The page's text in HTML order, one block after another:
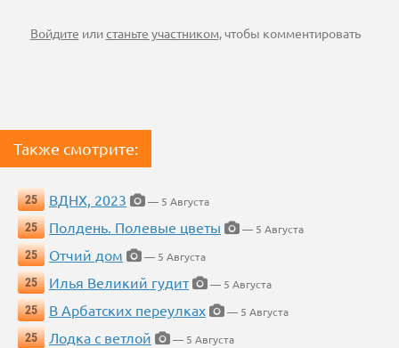
Войдите илистаньте участником, чтобы комментировать
Также смотрите:
25 ВДНХ, 2023
— 5 Августа
25
Полдень. Полевые цветы
— 5 Августа
25
Отчий дом
— 5 Августа
25
Илья Великий гудит
— 5 Августа
25
В Арбатских переулках
— 5 Августа
25
Лодка с ветлой
— 5 Августа